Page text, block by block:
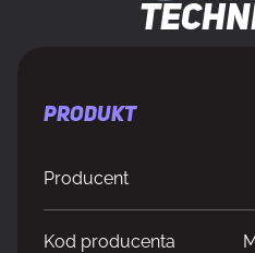
PRODUKT
Producent
Kod producenta